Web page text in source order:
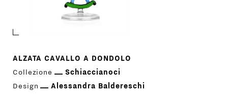
ALZATA CAVALLO A DONDOLO
Collezione
Schiaccianoci
Design
Alessandra Baldereschi